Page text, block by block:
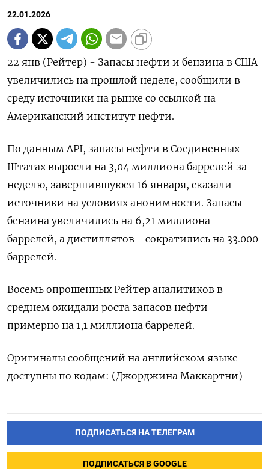
22.01.2026
22 янв (Рейтер) - Запасы нефти и бензина в ⁠США
увеличились на прошлой неделе, сообщили в
среду ⁠источники на рынке ​со ссылкой ⁠на
Американский институт нефти.
По ⁠данным API, запасы нефти в ‌Соединенных
Штатах ‍выросли на 3,04 ‌миллиона баррелей за ​
неделю, завершившуюся 16 января, сказали
источники на условиях ⁠анонимности. Запасы
бензина ‍увеличились на 6,‌21 миллиона
баррелей, а дистиллятов - сократились на 33.000
баррелей.
Восемь опрошенных Рейтер аналитиков в
среднем ‍ожидали ‍роста запасов нефти
примерно на 1,‍1 миллиона баррелей.
Оригиналы сообщений на английском ⁠языке
доступны по кодам: (Джорджина Маккартни)
ПОДПИСАТЬСЯ НА ТЕЛЕГРАМ
ПОДПИСАТЬСЯ В GOOGLE